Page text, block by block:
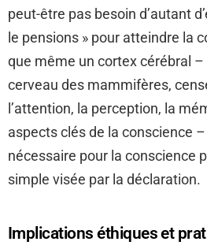
peut-être pas besoin d’autant
le pensions » pour atteindre la
que même un cortex cérébral
cerveau des mammifères,
l’attention, la perception, la
aspects clés de la conscience
nécessaire pour la conscience
simple visée par la déclaration.
Implications éthiques et